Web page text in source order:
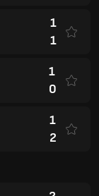
1
1
1
0
1
2